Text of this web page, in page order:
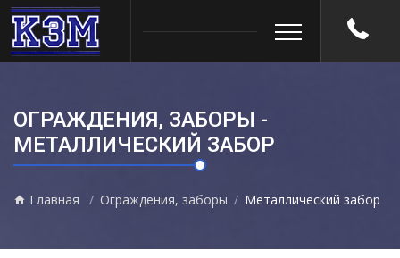
ОГРАЖДЕНИЯ, ЗАБОРЫ -
МЕТАЛЛИЧЕСКИЙ ЗАБОР
Главная Ограждения, заборы Металлический забор